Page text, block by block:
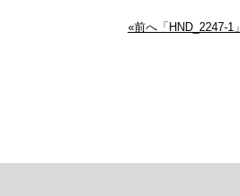
«前へ「HND_2247-1」